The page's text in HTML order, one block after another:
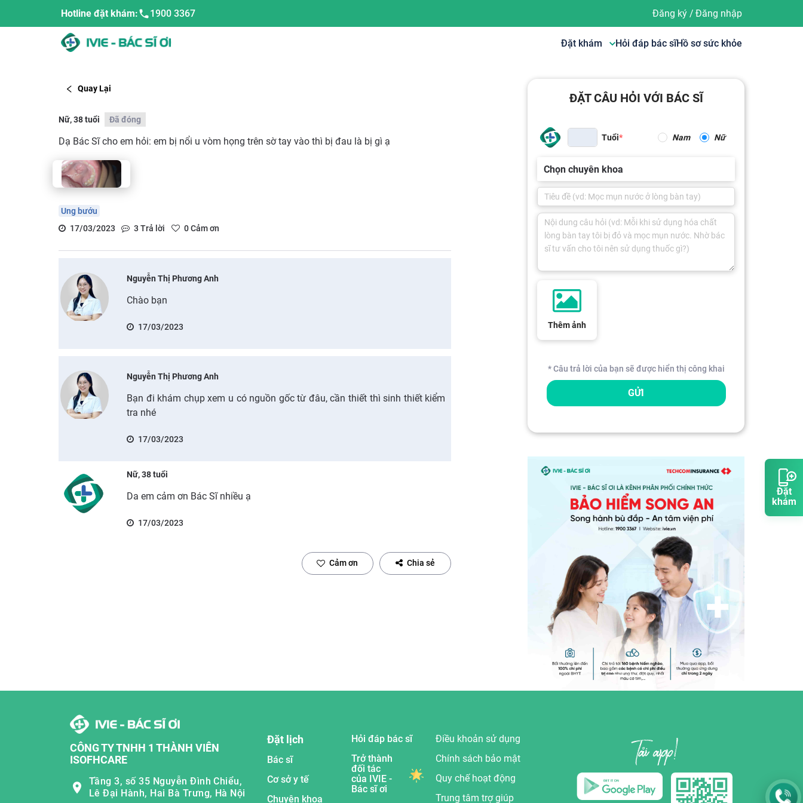
Đặt
khám
Hotline đặt khám: 1900 3367 Đăng ký/ Đăng nhập
Đặt khám Hỏi đáp bác sĩHồ sơ sức khỏe
Quay Lại
Nữ, 38 tuổi Đã đóng
Dạ Bác Sĩ cho em hỏi: em bị nổi u vòm họng trên sờ tay vào thì bị đau là bị gì ạ
Ung bướu
17/03/2023
3 Trả lời 0Cảm ơn
Nguyễn Thị Phương Anh
Chào bạn
17/03/2023
Nguyễn Thị Phương Anh
Bạn đi khám chụp xem u có nguồn gốc từ đâu, cần thiết thì sinh thiết kiểm
tra nhé
17/03/2023
Nữ, 38 tuổi
Da em cảm ơn Bác Sĩ nhiều ạ
17/03/2023
Cảm ơn Chia sẻ
ĐẶT CÂU HỎI VỚI BÁC SĨ
Tuổi Nam Nữ
Chọn chuyên khoa
Thêm ảnh
* Câu trả lời của bạn sẽ được hiển thị công khai
GỬI
CÔNG TY TNHH 1 THÀNH VIÊN
ISOFHCARE
Tầng 3, số 35 Nguyễn Đình Chiểu,
Lê Đại Hành, Hai Bà Trưng, Hà Nội
Đặt lịch
Bác sĩ
Cơ sở y tế
Chuyên khoa
Hỏi đáp bác sĩ
Trở thành
đối tác
của IVIE -
Bác sĩ ơi
Điều khoản sử dụng
Chính sách bảo mật
Quy chế hoạt động
Trung tâm trợ giúp